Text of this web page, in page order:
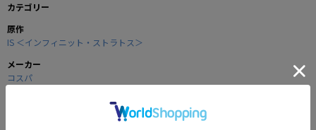
カテゴリー
原作
IS ＜インフィニット・ストラトス＞
メーカー
コスパ